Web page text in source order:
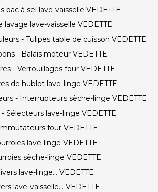
bac à sel lave-vaisselle VEDETTE
lavage lave-vaisselle VEDETTE
- Tulipes table de cuisson VEDETTE
- Balais moteur VEDETTE
- Verrouillages four VEDETTE
de hublot lave-linge VEDETTE
- Interrupteurs sèche-linge VEDETTE
- Sélecteurs lave-linge VEDETTE
four VEDETTE
lave-linge VEDETTE
sèche-linge VEDETTE
lave-linge... VEDETTE
lave-vaisselle... VEDETTE